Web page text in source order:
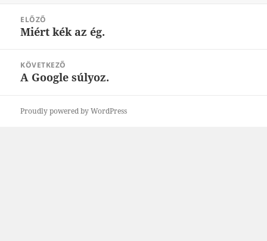
navigáció
ELŐZŐ
Korábbi
Miért kék az ég.
KÖVETKEZŐ
Következő
A Google súlyoz.
Proudly powered by WordPress